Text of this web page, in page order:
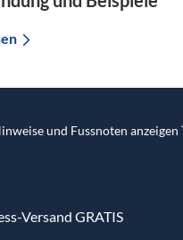
und Fussnoten anzeigen
Versand GRATIS